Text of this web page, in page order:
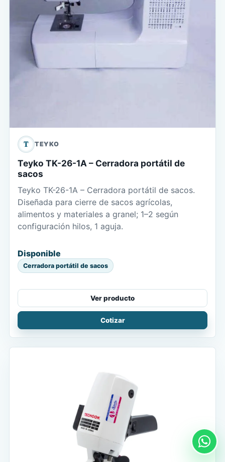
T TEYKO
Teyko TK-26-1A – Cerradora portátil de
sacos
Teyko TK-26-1A – Cerradora portátil de sacos.
Diseñada para cierre de sacos agrícolas,
alimentos y materiales a granel; 1–2 según
configuración hilos, 1 aguja.
Disponible
Cerradora portátil de sacos
Ver producto
Cotizar